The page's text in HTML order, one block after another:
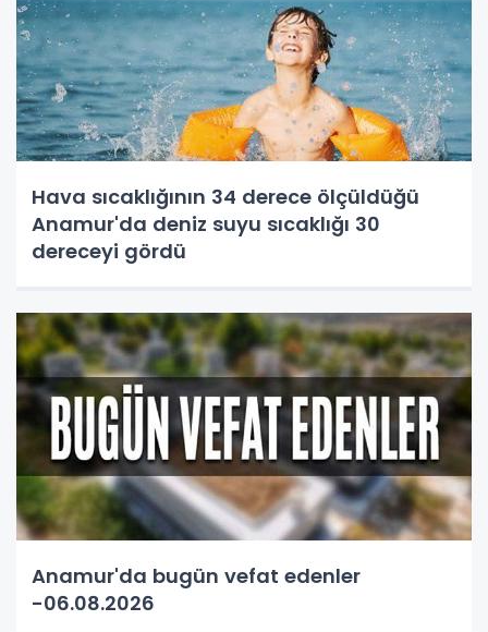
Hava sıcaklığının 34 derece ölçüldüğü
Anamur'da deniz suyu sıcaklığı 30
dereceyi gördü
Anamur'da bugün vefat edenler
-06.08.2026